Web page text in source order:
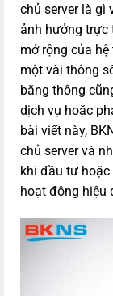
chủ server là gì
ảnh hưởng trực
mở rộng của
một vài thông
băng thông
dịch vụ hoặc
bài viết này,
chủ server và
khi đầu tư hoặc
hoạt động hiệu